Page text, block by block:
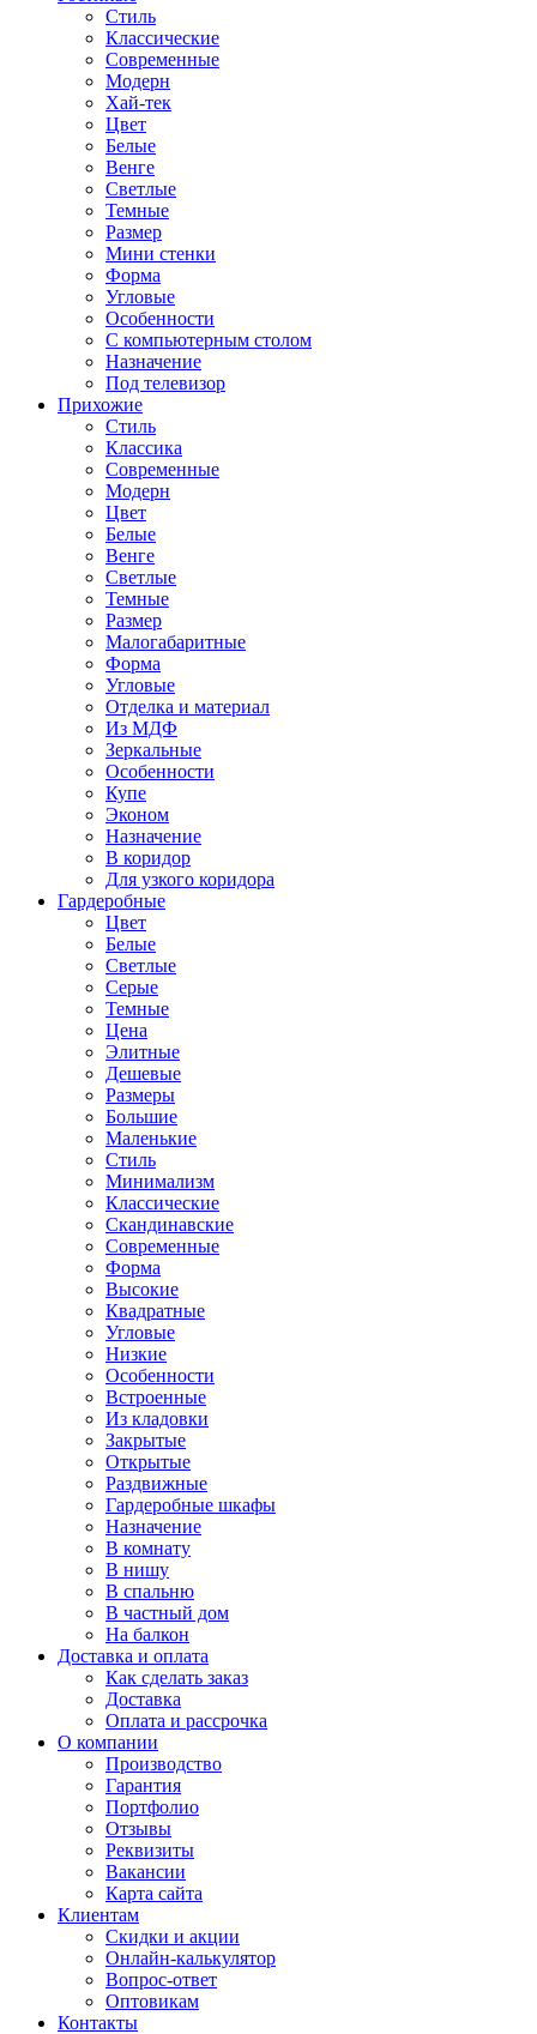
Стиль
Классические
Современные
Модерн
Хай-тек
Цвет
Белые
Венге
Светлые
Темные
Размер
Мини стенки
Форма
Угловые
Особенности
С компьютерным столом
Назначение
Под телевизор
Прихожие
Стиль
Классика
Современные
Модерн
Цвет
Белые
Венге
Светлые
Темные
Размер
Малогабаритные
Форма
Угловые
Отделка и материал
Из МДФ
Зеркальные
Особенности
Купе
Эконом
Назначение
В коридор
Для узкого коридора
Гардеробные
Цвет
Белые
Светлые
Серые
Темные
Цена
Элитные
Дешевые
Размеры
Большие
Маленькие
Стиль
Минимализм
Классические
Скандинавские
Современные
Форма
Высокие
Квадратные
Угловые
Низкие
Особенности
Встроенные
Из кладовки
Закрытые
Открытые
Раздвижные
Гардеробные шкафы
Назначение
В комнату
В нишу
В спальню
В частный дом
На балкон
Доставка и оплата
Как сделать заказ
Доставка
Оплата и рассрочка
О компании
Производство
Гарантия
Портфолио
Отзывы
Реквизиты
Вакансии
Карта сайта
Клиентам
Скидки и акции
Онлайн-калькулятор
Вопрос-ответ
Оптовикам
Контакты